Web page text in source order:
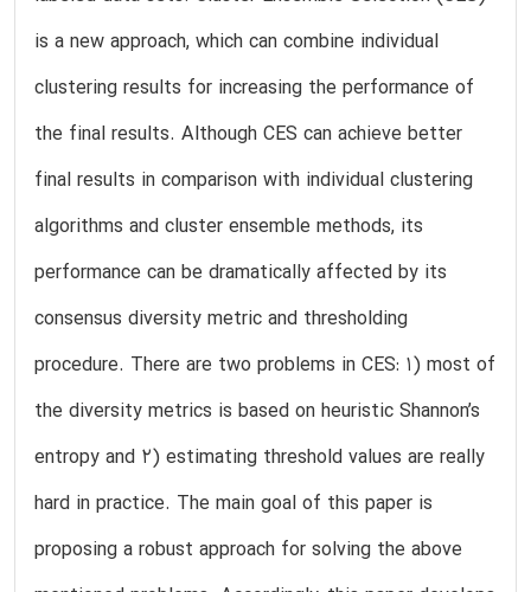
is a new approach, which can combine individual
clustering results for increasing the performance of
the final results. Although CES can achieve better
final results in comparison with individual clustering
algorithms and cluster ensemble methods, its
performance can be dramatically affected by its
consensus diversity metric and thresholding
procedure. There are two problems in CES: 1) most of
the diversity metrics is based on heuristic Shannon’s
entropy and 2) estimating threshold values are really
hard in practice. The main goal of this paper is
proposing a robust approach for solving the above